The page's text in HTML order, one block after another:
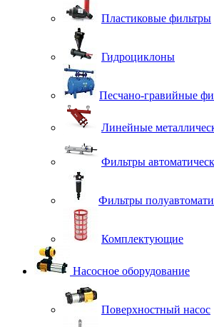
Пластиковые фильтры
Гидроциклоны
Песчано-гравийные
Линейные
Фильтры
Фильтры
Комплектующие
Насосное оборудование
Поверхностный насос